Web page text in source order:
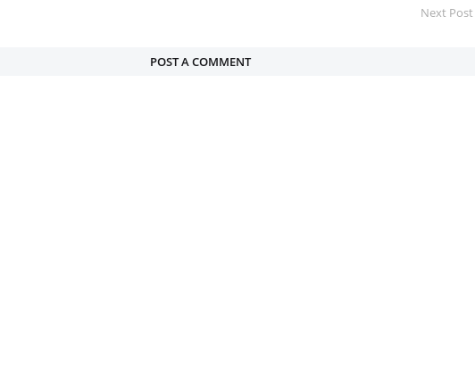
Next Post
POST A COMMENT